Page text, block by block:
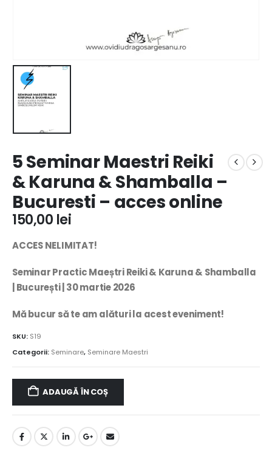
5 Seminar Maestri Reiki
& Karuna & Shamballa –
Bucuresti – acces online
150,00 lei
ACCES NELIMITAT!
Seminar Practic Maeștri Reiki & Karuna & Shamballa
| București | 30 martie 2026
Mă bucur să te am alături la acest eveniment!
SKU: S19
Categorii: Seminare, Seminare Maestri
ADAUGĂ ÎN COȘ